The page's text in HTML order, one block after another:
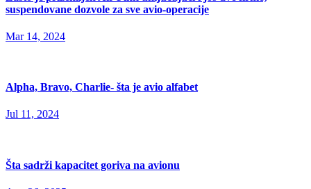
suspendovane dozvole za sve avio-operacije
Mar 14, 2024
Alpha, Bravo, Charlie- šta je avio alfabet
Jul 11, 2024
Šta sadrži kapacitet goriva na avionu